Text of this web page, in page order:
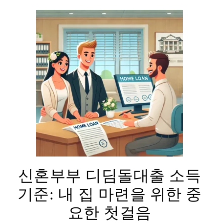
신혼부부 디딤돌대출 소득
기준: 내 집 마련을 위한 중
요한 첫걸음